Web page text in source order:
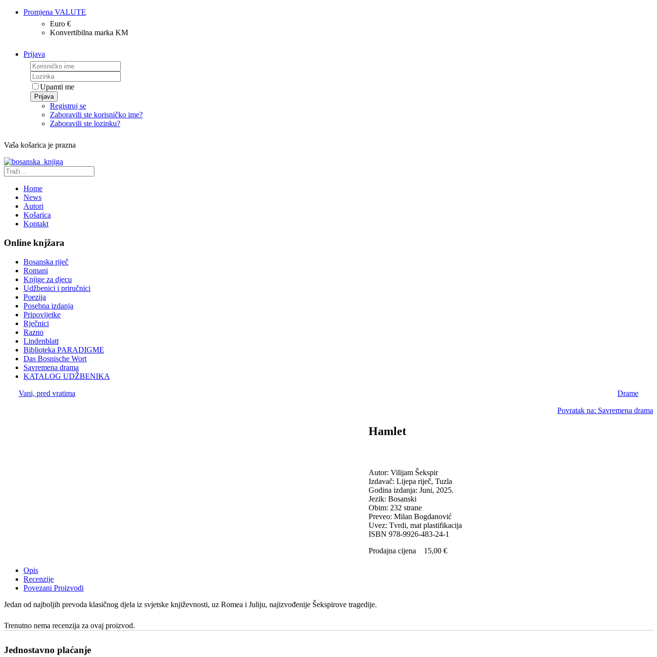
Promjena VALUTE
Euro €
Konvertibilna marka KM
Prijava
Upamti me
Prijava
Registruj se
Zaboravili ste korisničko ime?
Zaboravili ste lozinku?
Vaša košarica je prazna
Home
News
Autori
Košarica
Kontakt
Online knjžara
Bosanska riječ
Romani
Knjige za djecu
Udžbenici i priručnici
Poezija
Posebna izdanja
Pripovijetke
Rječnici
Razno
Lindenblatt
Biblioteka PARADIGME
Das Bosnische Wort
Savremena drama
KATALOG UDŽBENIKA
Vani, pred vratima Drame
Povratak na: Savremena drama
Hamlet
Autor: Vilijam Šekspir
Izdavač: Lijepa riječ, Tuzla
Godina izdanja: Juni, 2025.
Jezik: Bosanski
Obim: 232 strane
Preveo: Milan Bogdanović
Uvez: Tvrdi, mat plastifikacija
ISBN 978-9926-483-24-1
Prodajna cijena
15,00 €
Opis
Recenzije
Povezani Proizvodi
Jedan od najboljih prevoda klasičnog djela iz svjetske književnosti, uz Romea i Juliju, najizvođenije Šekspirove tragedije.
Trenutno nema recenzija za ovaj proizvod.
Jednostavno plaćanje